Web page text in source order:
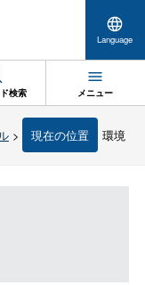
Language
検索 メニュー
> 現在の位置 環境